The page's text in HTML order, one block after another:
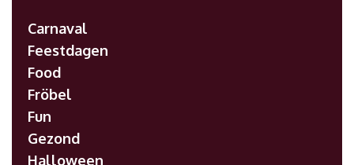
Carnaval
Feestdagen
Food
Fröbel
Fun
Gezond
Halloween